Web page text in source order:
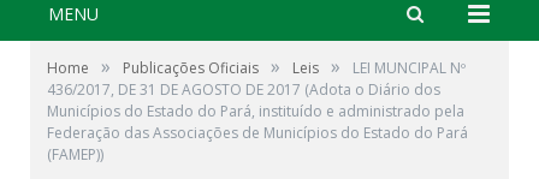
MENU
Home » Publicações Oficiais » Leis »
LEI MUNCIPAL Nº
436/2017, DE 31 DE AGOSTO DE 2017 (Adota o Diário dos
Municípios do Estado do Pará, instituído e administrado pela
Federação das Associações de Municípios do Estado do Pará
(FAMEP))